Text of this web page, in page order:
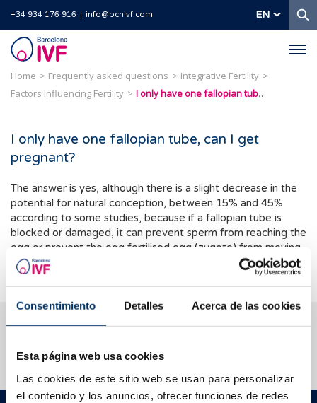
Consentimiento Detalles Acerca de las cookies
Esta página web usa cookies
Las cookies de este sitio web se usan para personalizar
el contenido y los anuncios, ofrecer funciones de redes
+34 934 176 916 info@bcnivf.com EN
Barcelona
IVF
Home Frequently asked questions
Integrative Fertility
Factors Influencing Fertility
I only have one fallopian tube, can I get pregnant?
I only have one fallopian tube, can I get
pregnant?
The answer is yes, although there is a slight decrease in the
potential for natural conception, between 15% and 45%
according to some studies, because if a fallopian tube is
blocked or damaged, it can prevent sperm from reaching the
egg or prevent the egg fertilised egg (zygote) from moving
from the ovary to the womb for implantation.
We help you answer your questions